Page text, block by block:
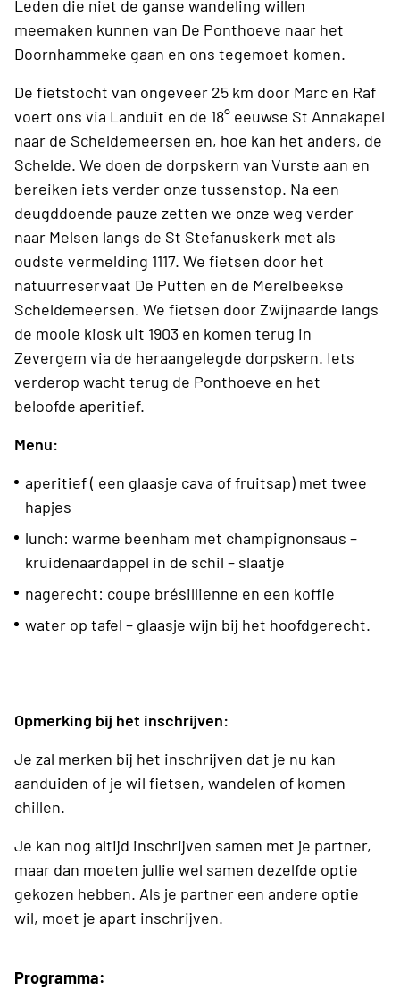
Leden die niet de ganse wandeling willen
meemaken kunnen van De Ponthoeve naar het
Doornhammeke gaan en ons tegemoet komen.
De fietstocht van ongeveer 25 km door Marc en Raf
voert ons via Landuit en de 18° eeuwse St Annakapel
naar de Scheldemeersen en, hoe kan het anders, de
Schelde. We doen de dorpskern van Vurste aan en
bereiken iets verder onze tussenstop. Na een
deugddoende pauze zetten we onze weg verder
naar Melsen langs de St Stefanuskerk met als
oudste vermelding 1117. We fietsen door het
natuurreservaat De Putten en de Merelbeekse
Scheldemeersen. We fietsen door Zwijnaarde langs
de mooie kiosk uit 1903 en komen terug in
Zevergem via de heraangelegde dorpskern. Iets
verderop wacht terug de Ponthoeve en het
beloofde aperitief.
Menu:
aperitief ( een glaasje cava of fruitsap) met twee
hapjes
lunch: warme beenham met champignonsaus –
kruidenaardappel in de schil – slaatje
nagerecht: coupe brésillienne en een koffie
water op tafel – glaasje wijn bij het hoofdgerecht.
Opmerking bij het inschrijven:
Je zal merken bij het inschrijven dat je nu kan
aanduiden of je wil fietsen, wandelen of komen
chillen.
Je kan nog altijd inschrijven samen met je partner,
maar dan moeten jullie wel samen dezelfde optie
gekozen hebben. Als je partner een andere optie
wil, moet je apart inschrijven.
Programma: